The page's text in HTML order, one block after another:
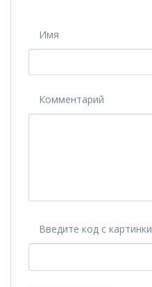
Имя
Комментарий
Введите код с картинки